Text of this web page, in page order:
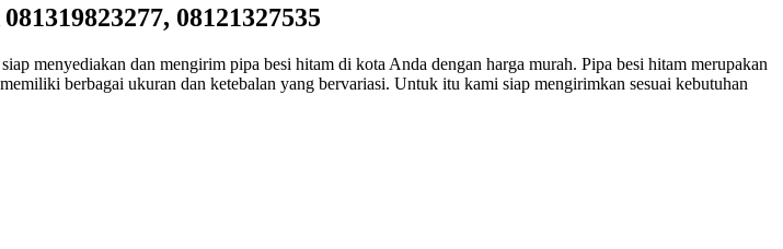
08121327535
menyediakan dan mengirim pipa besi hitam di kota Anda dengan harga murah. Pipa besi hitam merupakan
berbagai ukuran dan ketebalan yang bervariasi. Untuk itu kami siap mengirimkan sesuai kebutuhan